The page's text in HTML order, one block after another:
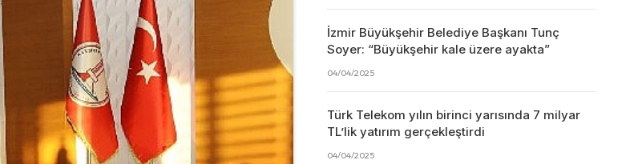
İzmir Büyükşehir Belediye Başkanı Tunç
Soyer: “Büyükşehir kale üzere ayakta”
04/04/2025
Türk Telekom yılın birinci yarısında 7 milyar
TL’lik yatırım gerçekleştirdi
04/04/2025